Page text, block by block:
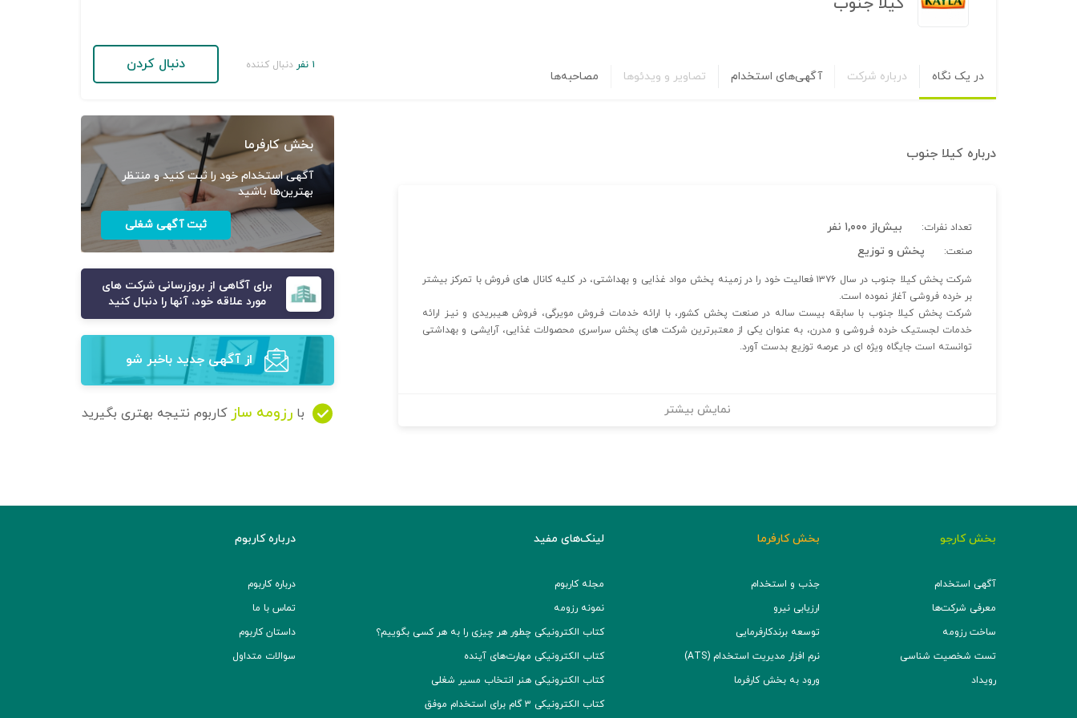
در یک نگاه درباره شرکت آگهی‌های استخدام تصاویر و ویدئوها مصاحبه‌ها
۱ نفر دنبال کننده دنبال کردن
درباره کیلا جنوب
تعداد نفرات: بیش‌از ۱,۰۰۰ نفر
صنعت: پخش و توزیع
شرکت پخش کیلا جنوب در سال ۱۳۷۶ فعالیت خود را در زمینه پخش مواد غذایی و بهداشتی، در کلیه کانال های فروش با تمرکز بیشتر
بر خرده فروشی آغاز نموده است.
شرکت پخش کیلا جنوب با سابقه بیست ساله در صنعت پخش کشور، با ارائه خدمات فـروش مویرگی، فروش هیبریدی و نیـز ارائه
خدمات لجستیک خرده فـروشی و مدرن، به عنوان یکی از معتبرترین شرکت های پخش سراسری محصولات غذایی، آرایشی و بهداشتی
توانسته است جایگاه ویژه ای در عرصه توزیع بدست آورد.
نمایش بیشتر
بخش کارفرما
آگهی استخدام خود را ثبت کنید و منتظر
بهترین‌ها باشید
ثبت آگهی شغلی
برای آگاهی از بروزرسانی شرکت های
مورد علاقه خود، آنها را دنبال کنید
از آگهی‌ جدید باخبر شو
با رزومه ساز کاربوم نتیجه بهتری بگیرید
بخش کارجو
آگهی استخدام
معرفی شرکت‌ها
ساخت رزومه
تست شخصیت شناسی
رویداد
بخش کارفرما
جذب و استخدام
ارزیابی نیرو
توسعه برند‌کارفرمایی
نرم افزار مدیریت استخدام (ATS)
ورود به بخش کارفرما
لینک‌های مفید
مجله کاربوم
نمونه رزومه
کتاب الکترونیکی چطور هر چیزی را به هر کسی بگوییم؟
کتاب الکترونیکی مهارت‌های آینده
کتاب الکترونیکی هنر انتخاب مسیر شغلی
کتاب الکترونیکی ۳ گام برای استخدام موفق
درباره کاربوم
درباره کاربوم
تماس با ما
داستان کاربوم
سوالات متداول